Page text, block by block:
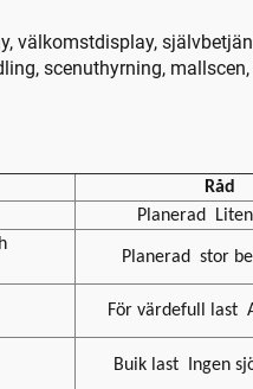
välkomstdisplay,
scenuthyrning,
Råd
Planerad
Planerad stor
För värdefull last
Buik last Ingen